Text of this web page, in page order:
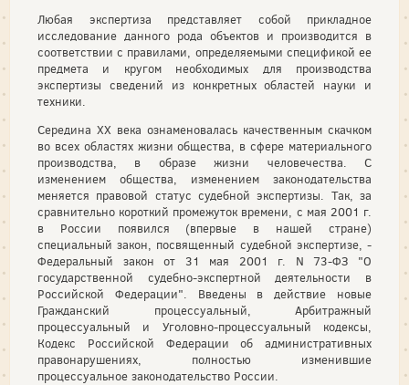
Любая экспертиза представляет собой прикладное
исследование данного рода объектов и производится в
соответствии с правилами, определяемыми спецификой ее
предмета и кругом необходимых для производства
экспертизы сведений из конкретных областей науки и
техники.
Середина XX века ознаменовалась качественным скачком
во всех областях жизни общества, в сфере материального
производства, в образе жизни человечества. С
изменением общества, изменением законодательства
меняется правовой статус судебной экспертизы. Так, за
сравнительно короткий промежуток времени, с мая 2001 г.
в России появился (впервые в нашей стране)
специальный закон, посвященный судебной экспертизе, -
Федеральный закон от 31 мая 2001 г. N 73-ФЗ "О
государственной судебно-экспертной деятельности в
Российской Федерации". Введены в действие новые
Гражданский процессуальный, Арбитражный
процессуальный и Уголовно-процессуальный кодексы,
Кодекс Российской Федерации об административных
правонарушениях, полностью изменившие
процессуальное законодательство России.